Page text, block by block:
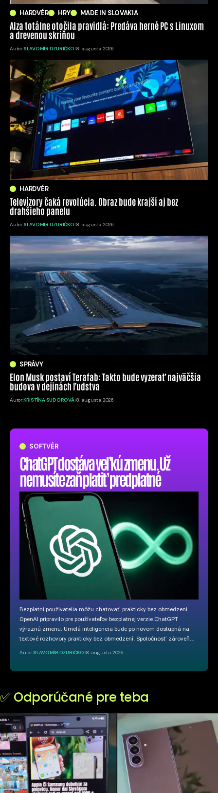
SOFTVÉR
ChatGPT dostáva veľkú zmenu. Už
nemusíte zaň platiť predplatné
Bezplatní používatelia môžu chatovať prakticky bez obmedzení
OpenAI pripravilo pre používateľov bezplatnej verzie ChatGPT
výraznú zmenu. Umelá inteligencia bude po novom dostupná na
textové rozhovory prakticky bez obmedzení. Spoločnosť zároveň…
Autor:SLAVOMÍR DZURIČKO 8. augusta 2026
HARDVÉR HRY MADE IN SLOVAKIA
Alza totálne otočila pravidlá: Predáva herné PC s Linuxom
a drevenou skriňou
Autor:SLAVOMÍR DZURIČKO 8. augusta 2026
HARDVÉR
Televízory čaká revolúcia. Obraz bude krajší aj bez
drahšieho panelu
Autor:SLAVOMÍR DZURIČKO 8. augusta 2026
SPRÁVY
Elon Musk postaví Terafab: Takto bude vyzerať najväčšia
budova v dejinách ľudstva
Autor:KRISTÍNA SUDOROVÁ 8. augusta 2026
✅ Odporúčané pre teba